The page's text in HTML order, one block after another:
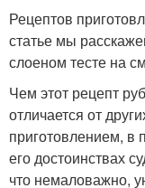
Рецептов
статье мы
слоеном тесте на
Чем этот рецепт
отличается от
приготовлением, в
его достоинствах
что немаловажно,